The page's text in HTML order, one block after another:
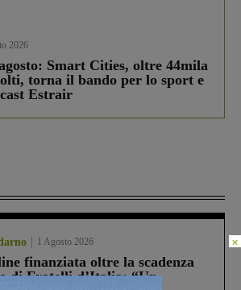
2026
Smart Cities, oltre 44mila
torna il bando per lo sport e
Estrair
1 Agosto 2026
finanziata oltre la scadenza
di Fratelli d’Italia: “Un
×